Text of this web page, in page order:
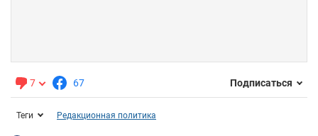
7 67 Подписаться
Теги Редакционная политика